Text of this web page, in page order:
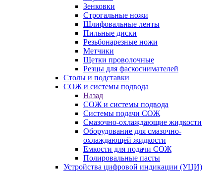
Зенковки
Строгальные ножи
Шлифовальные ленты
Пильные диски
Резьбонарезные ножи
Метчики
Щетки проволочные
Резцы для фаскоснимателей
Столы и подставки
СОЖ и системы подвода
Назад
СОЖ и системы подвода
Системы подачи СОЖ
Смазочно-охлаждающие жидкости
Оборудование для смазочно-
охлаждающей жидкости
Емкости для подачи СОЖ
Полировальные пасты
Устройства цифровой индикации (УЦИ)